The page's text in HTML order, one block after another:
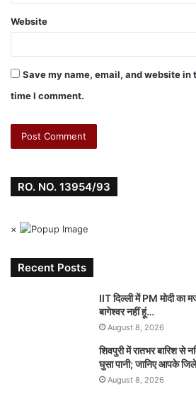
Website
Save my name, email, and website in
time I comment.
RO. NO. 13954/93
×
Recent Posts
IIT दिल्ली में PM मोदी का
बागेश्वर नहीं हूं…
August 8, 2026
शिवपुरी में रातभर बारिश से
घुसा पानी; जानिए आपके
August 8, 2026